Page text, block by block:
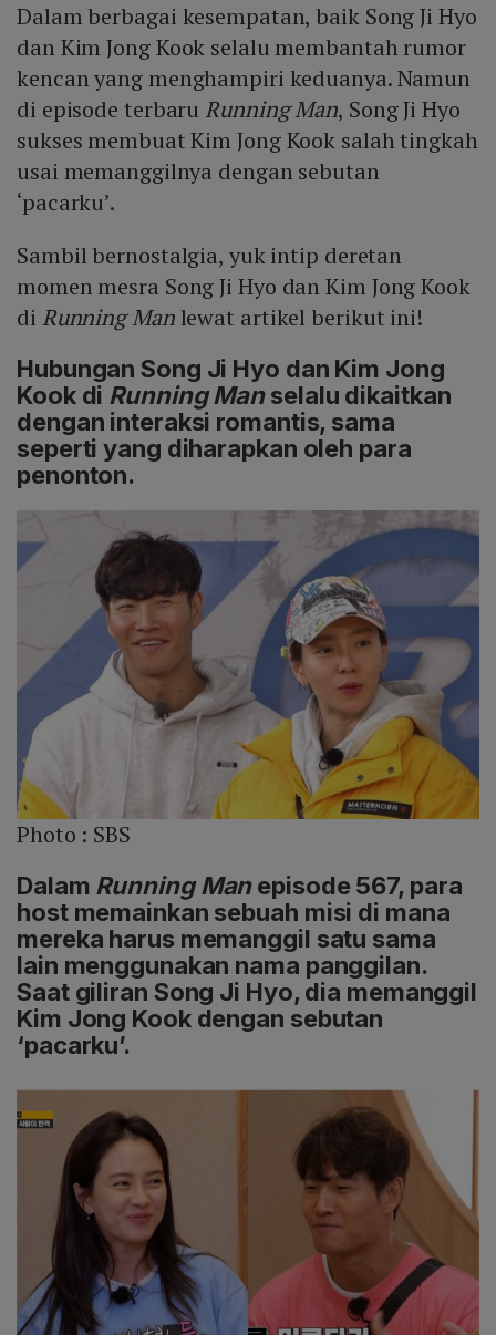
Dalam berbagai kesempatan, baik Song Ji Hyo
dan Kim Jong Kook selalu membantah rumor
kencan yang menghampiri keduanya. Namun
di episode terbaru Running Man, Song Ji Hyo
sukses membuat Kim Jong Kook salah tingkah
usai memanggilnya dengan sebutan
‘pacarku’.
Sambil bernostalgia, yuk intip deretan
momen mesra Song Ji Hyo dan Kim Jong Kook
di Running Manlewat artikel berikut ini!
Hubungan Song Ji Hyo dan Kim Jong
Kook di Running Manselalu dikaitkan
dengan interaksi romantis, sama
seperti yang diharapkan oleh para
penonton.
Photo : SBS
Dalam Running Manepisode 567, para
host memainkan sebuah misi di mana
mereka harus memanggil satu sama
lain menggunakan nama panggilan.
Saat giliran Song Ji Hyo, dia memanggil
Kim Jong Kook dengan sebutan
‘pacarku’.